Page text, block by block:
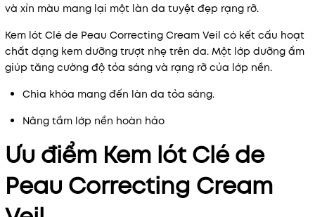
và xỉn màu mang lại một làn da tuyệt đẹp rạng rỡ.
Kem lót Clé de Peau Correcting Cream Veil có kết cấu hoạt
chất dạng kem dưỡng trượt nhẹ trên da. Một lớp dưỡng ẩm
giúp tăng cường độ tỏa sáng và rạng rỡ của lớp nền.
Chìa khóa mang đến làn da tỏa sáng.
Nâng tầm lớp nền hoàn hảo
Ưu điểm Kem lót Clé de
Peau Correcting Cream